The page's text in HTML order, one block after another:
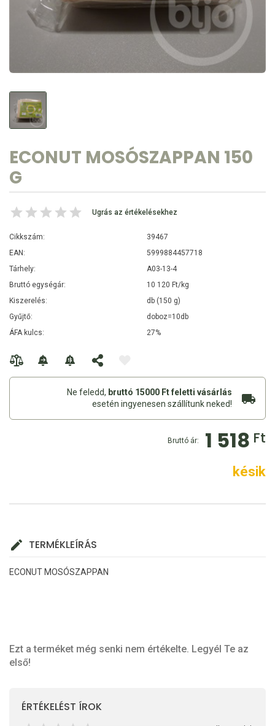
ECONUT MOSÓSZAPPAN 150
G
Ugrás az értékelésekhez
Cikkszám:
39467
EAN:
5999884457718
Tárhely:
A03-13-4
Bruttó egységár:
10 120 Ft/kg
Kiszerelés:
db (150 g)
Gyűjtő:
doboz=10db
ÁFA kulcs:
27%
Ne feledd, bruttó 15000 Ft feletti vásárlás
esetén ingyenesen szállítunk neked!
Bruttó ár: 1 518 Ft
késik
TERMÉKLEÍRÁS
ECONUT MOSÓSZAPPAN
Ezt a terméket még senki nem értékelte. Legyél Te az
első!
ÉRTÉKELÉST ÍROK